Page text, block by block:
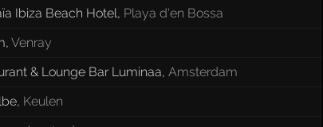
Ibiza Beach Hotel, Playa d'en Bossa
, Venray
& Lounge Bar Luminaa, Amsterdam
, Keulen